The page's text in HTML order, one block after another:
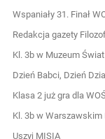
Wspaniały 31. Finał
Redakcja gazety
Kl. 3b w Muzeum
Dzień Babci, Dzień
Klasa 2 już gra dla
Kl. 3b w Warszawskim
Uszyj MISIA